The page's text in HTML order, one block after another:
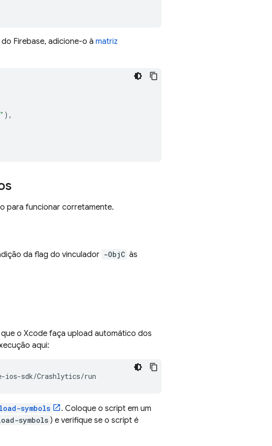
Firebase, adicione-o à matriz
),
para funcionar corretamente.
da flag do vinculador -ObjC às
o Xcode faça upload automático dos
aqui:
symbols
. Coloque o script em um
symbols ) e verifique se o script é